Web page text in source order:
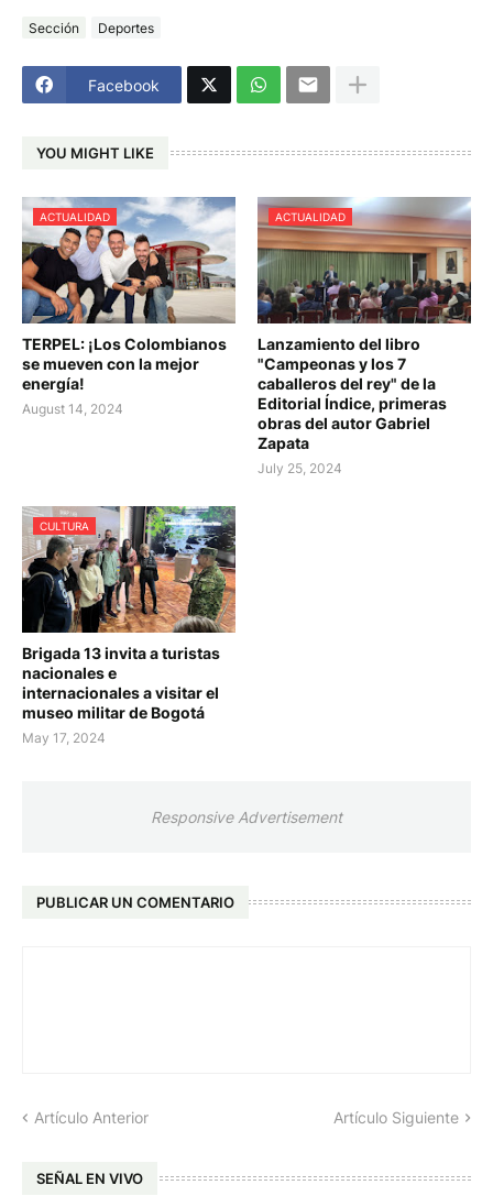
Sección Deportes
Facebook
YOU MIGHT LIKE
ACTUALIDAD
TERPEL: ¡Los Colombianos
se mueven con la mejor
energía!
August 14, 2024
ACTUALIDAD
Lanzamiento del libro
"Campeonas y los 7
caballeros del rey" de la
Editorial Índice, primeras
obras del autor Gabriel
Zapata
July 25, 2024
CULTURA
Brigada 13 invita a turistas
nacionales e
internacionales a visitar el
museo militar de Bogotá
May 17, 2024
Responsive Advertisement
PUBLICAR UN COMENTARIO
Artículo Anterior Artículo Siguiente
SEÑAL EN VIVO